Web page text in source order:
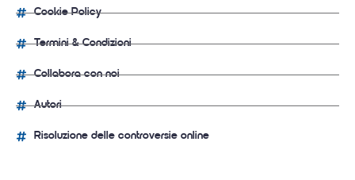
Cookie Policy
Termini & Condizioni
Collabora con noi
Autori
Risoluzione delle controversie online